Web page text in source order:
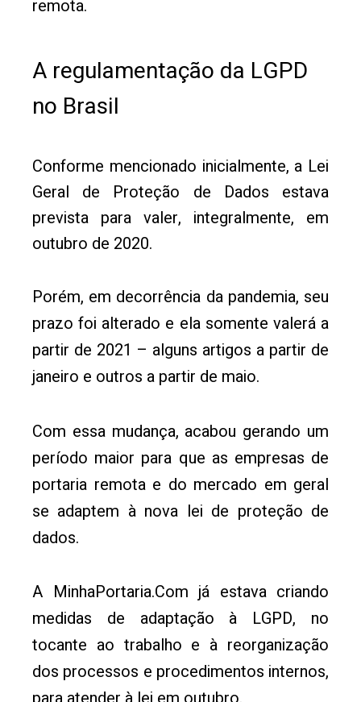
remota.
A regulamentação da LGPD
no Brasil
Conforme mencionado inicialmente, a Lei
Geral de Proteção de Dados estava
prevista para valer, integralmente, em
outubro de 2020.
Porém, em decorrência da pandemia, seu
prazo foi alterado e ela somente valerá a
partir de 2021 – alguns artigos a partir de
janeiro e outros a partir de maio.
Com essa mudança, acabou gerando um
período maior para que as empresas de
portaria remota e do mercado em geral
se adaptem à nova lei de proteção de
dados.
A MinhaPortaria.Com já estava criando
medidas de adaptação à LGPD, no
tocante ao trabalho e à reorganização
dos processos e procedimentos internos,